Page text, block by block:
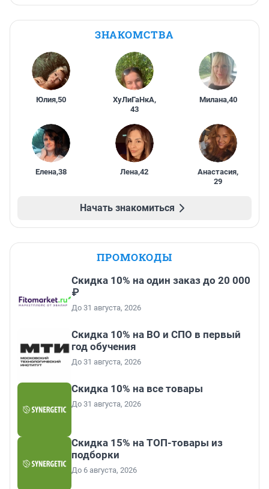
ЗНАКОМСТВА
Юлия,50 ХуЛиГаНкА,
43
Милана,40
Елена,38 Лена,42 Анастасия,
29
Начать знакомиться
ПРОМОКОДЫ
Скидка 10% на один заказ до 20 000
₽
До 31 августа, 2026
Скидка 10% на ВО и СПО в первый
год обучения
До 31 августа, 2026
Скидка 10% на все товары
До 31 августа, 2026
Скидка 15% на ТОП-товары из
подборки
До 6 августа, 2026